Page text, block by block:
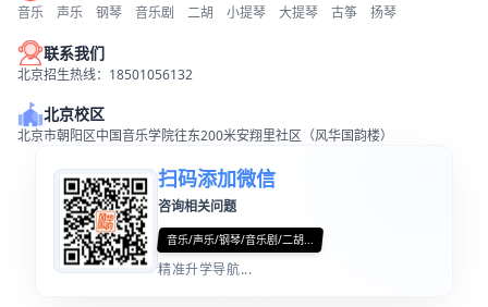
音乐 声乐 钢琴 音乐剧 二胡 小提琴 大提琴 古筝 扬琴
联系我们
北京招生热线：18501056132
北京校区
北京市朝阳区中国音乐学院往东200米安翔里社区（风华国韵楼）
扫码添加微信
咨询相关问题
音乐/声乐/钢琴/音乐剧/二胡...
精准升学导航...